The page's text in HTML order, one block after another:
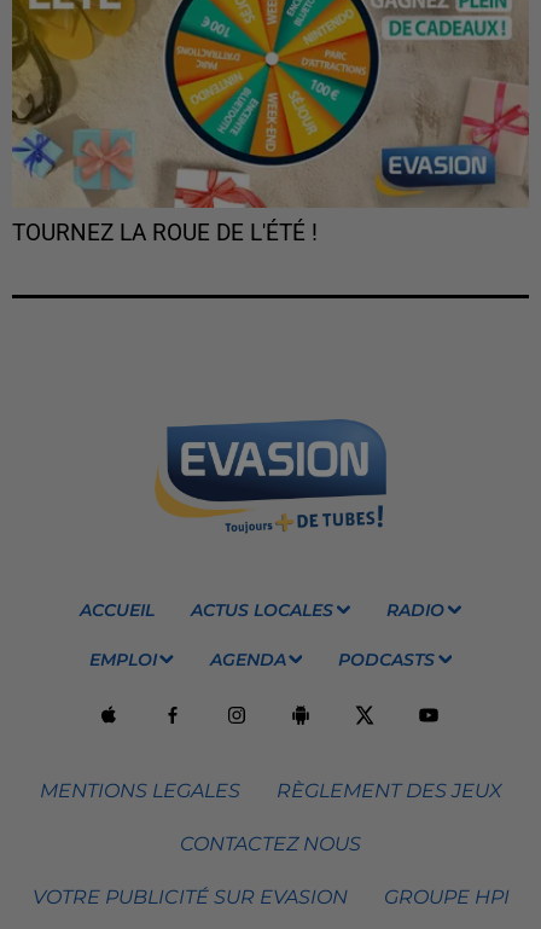
TOURNEZ LA ROUE DE L'ÉTÉ !
ACCUEIL ACTUS LOCALES RADIO
EMPLOI AGENDA PODCASTS
MENTIONS LEGALES RÈGLEMENT DES JEUX
CONTACTEZ NOUS
VOTRE PUBLICITÉ SUR EVASION GROUPE HPI